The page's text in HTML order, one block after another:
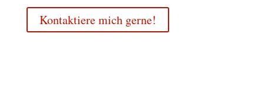
Kontaktiere mich gerne!